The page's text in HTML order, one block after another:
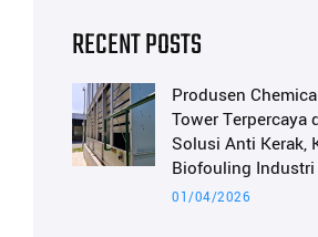
RECENT POSTS
Produsen
Tower Terpercaya
Solusi Anti Kerak,
Biofouling
01/04/2026